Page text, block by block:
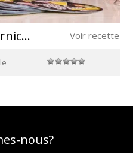
San Francisco avec Cornicabra Voir recette
nous?